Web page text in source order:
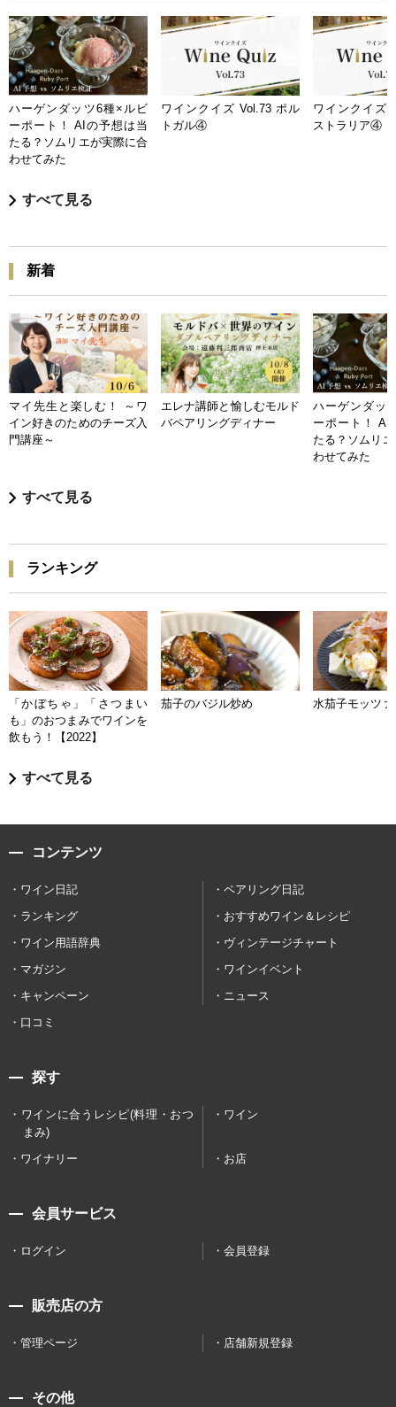
ハーゲンダッツ6種×ルビ
ーポート！ AIの予想は当
たる？ソムリエが実際に合
わせてみた
ワインクイズ Vol.73 ポル
トガル④
ワインクイズ
ストラリア④
すべて見る
新着
マイ先生と楽しむ！ ～ワ
イン好きのためのチーズ入
門講座～
エレナ講師と愉しむモルド
バペアリングディナー
ハーゲンダッ
ーポート！ AI
たる？ソムリ
わせてみた
すべて見る
ランキング
「かぼちゃ」「さつまい
も」のおつまみでワインを
飲もう！【2022】
茄子のバジル炒め 水茄子モッツァ
すべて見る
コンテンツ
ワイン日記
ペアリング日記
ランキング
おすすめワイン＆レシピ
ワイン用語辞典
ヴィンテージチャート
マガジン
ワインイベント
キャンペーン
ニュース
口コミ
探す
ワインに合うレシピ(料理・おつ
まみ)
ワイン
ワイナリー お店
会員サービス
ログイン 会員登録
販売店の方
管理ページ 店舗新規登録
その他